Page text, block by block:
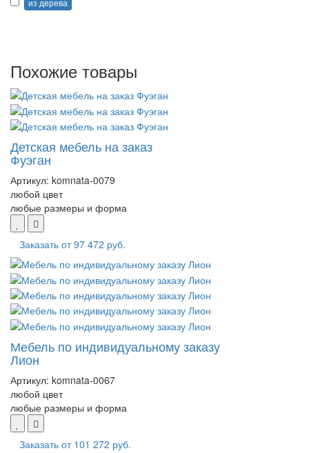
из дерева
Похожие товары
Детская мебель на заказ
Фуэган
Артикул: komnata-0079
любой цвет
любые размеры и форма
Заказать от97 472 руб.
Мебель по индивидуальному заказу
Лион
Артикул: komnata-0067
любой цвет
любые размеры и форма
Заказать от 101 272 руб.